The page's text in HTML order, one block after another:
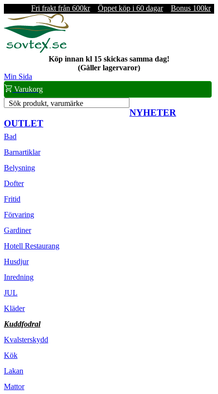
Fri frakt från 600kr Öppet köp i 60 dagar Bonus 100kr
Köp innan kl 15 skickas samma dag!
(Gäller lagervaror)
Min Sida
Varukorg
Sök produkt, varumärke
NYHETER
OUTLET
Bad
Barnartiklar
Belysning
Dofter
Fritid
Förvaring
Gardiner
Hotell Restaurang
Husdjur
Inredning
JUL
Kläder
Kuddfodral
Kvalsterskydd
Kök
Lakan
Mattor